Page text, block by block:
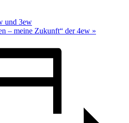
und 3ew
– meine Zukunft“ der 4ew »